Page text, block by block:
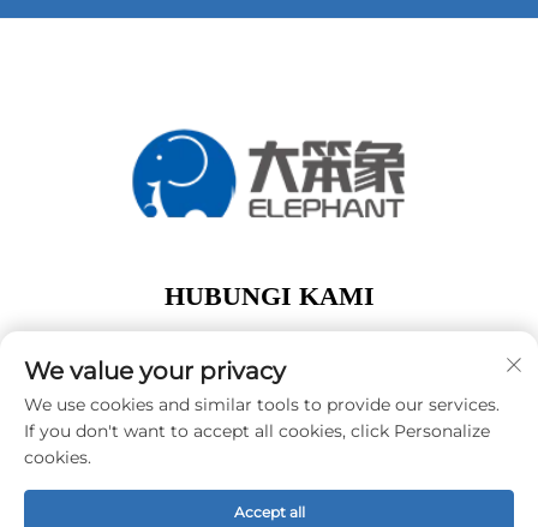
HUBUNGI KAMI
Jalan Dalong Guangzhou Guangdong Tiongkok
Telp:+86-15119752340
E-Mail:[email protected]
We value your privacy
We use cookies and similar tools to provide our services.
If you don't want to accept all cookies, click Personalize
cookies.
Accept all